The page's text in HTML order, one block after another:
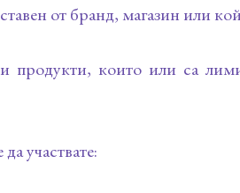
от бранд, магазин или
продукти, които или са
участвате: